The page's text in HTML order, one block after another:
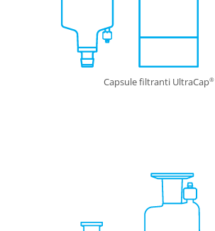
Capsule filtranti UltraCap®